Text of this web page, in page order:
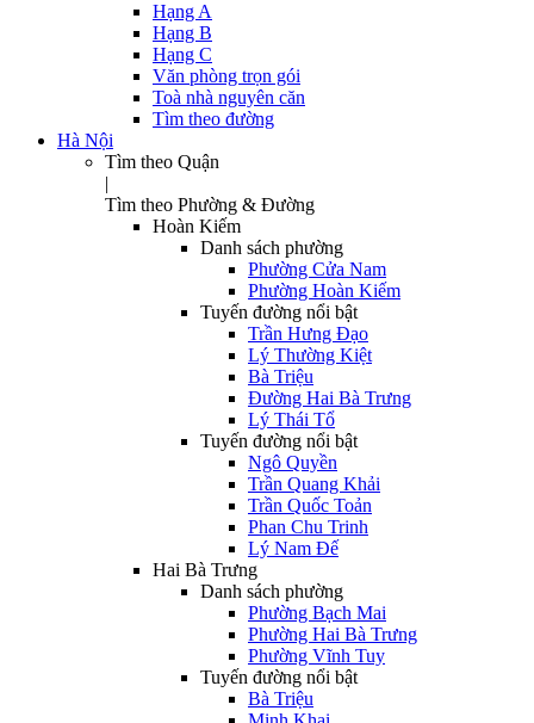
Hạng A
Hạng B
Hạng C
Văn phòng trọn gói
Toà nhà nguyên căn
Tìm theo đường
Hà Nội
Tìm theo Quận
|
Tìm theo Phường & Đường
Hoàn Kiếm
Danh sách phường
Phường Cửa Nam
Phường Hoàn Kiếm
Tuyến đường nổi bật
Trần Hưng Đạo
Lý Thường Kiệt
Bà Triệu
Đường Hai Bà Trưng
Lý Thái Tổ
Tuyến đường nổi bật
Ngô Quyền
Trần Quang Khải
Trần Quốc Toản
Phan Chu Trinh
Lý Nam Đế
Hai Bà Trưng
Danh sách phường
Phường Bạch Mai
Phường Hai Bà Trưng
Phường Vĩnh Tuy
Tuyến đường nổi bật
Bà Triệu